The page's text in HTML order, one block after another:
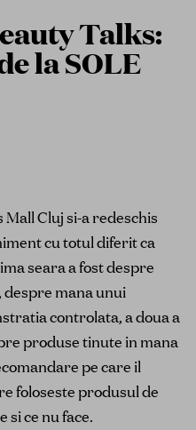
Talks:
la SOLE
Cluj si-a redeschis
cu totul diferit ca
seara a fost despre
despre mana unui
controlata, a doua a
produse tinute in mana
pe care il
foloseste produsul de
si ce nu face.